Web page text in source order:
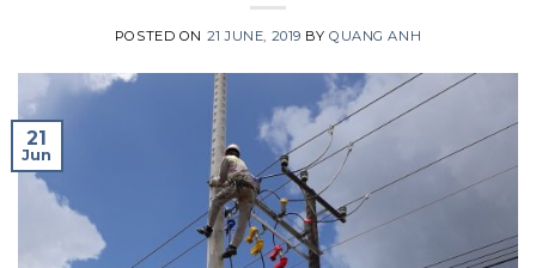
POSTED ON 21 JUNE, 2019 BYQUANG ANH
21
Jun